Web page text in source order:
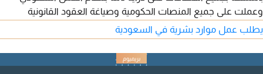
وعملت على جميع المنصات الحكومية وصياغة العقود القانونية
والتعامل مع القضايا العمالية وادارة الموارد البشرية ابتداء من
التوظيف والرواتب والتقييم والجزاءات وانهاء ومتابعة كافة الأعمال
الخاصة بإدارة الموارد البشرية وشؤون الموظفين. اقامة قابلة للتحويل
باقي فيها سنة. مستعد لمباشر العمل
يطلب عمل موارد بشرية في السعودية